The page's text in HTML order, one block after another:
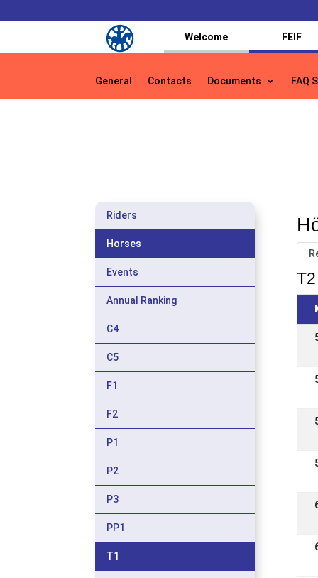
Welcome FEIF
General Contacts Documents FAQ
General Contacts Documents FAQ
Riders
Horses
Events
Annual Ranking
C4
C5
F1
F2
P1
P2
P3
PP1
T1